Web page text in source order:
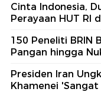
Cinta Indonesia,
Perayaan HUT RI
150 Peneliti BRIN
Pangan hingga
Presiden Iran
Khamenei 'Sangat